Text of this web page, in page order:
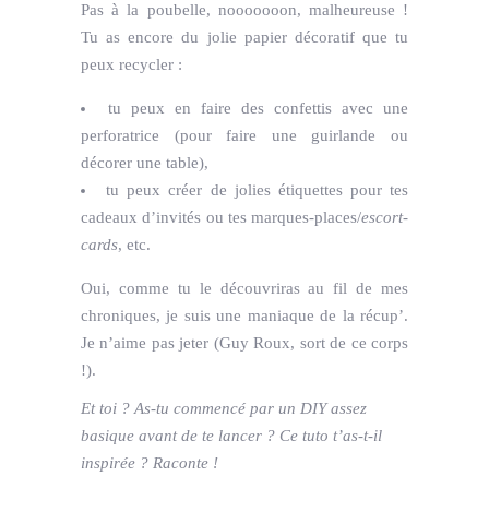
Pas à la poubelle, nooooooon, malheureuse !
Tu as encore du jolie papier décoratif que tu
peux recycler :
tu peux en faire des confettis avec une
perforatrice (pour faire une guirlande ou
décorer une table),
tu peux créer de jolies étiquettes pour tes
cadeaux d’invités ou tes marques-places/escort-
cards, etc.
Oui, comme tu le découvriras au fil de mes
chroniques, je suis une maniaque de la récup’.
Je n’aime pas jeter (Guy Roux, sort de ce corps
!).
Et toi ? As-tu commencé par un DIY assez
basique avant de te lancer ? Ce tuto t’as-t-il
inspirée ? Raconte !